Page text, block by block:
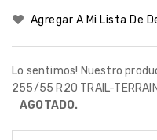
Agregar A Mi Lista De
Lo sentimos! Nuestro
255/55 R20 TRAIL-
AGOTADO.